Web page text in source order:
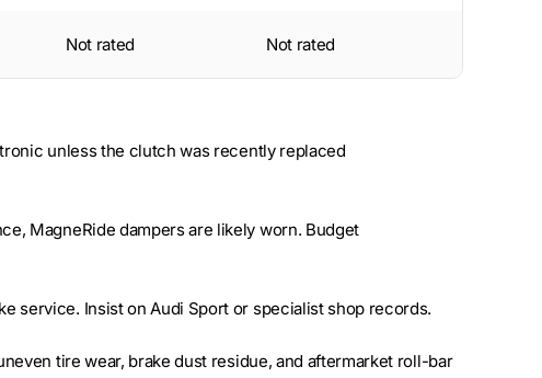
Not rated Not rated
unless the clutch was recently replaced
MagneRide dampers are likely worn. Budget
service. Insist on Audi Sport or specialist shop records.
tire wear, brake dust residue, and aftermarket roll-bar